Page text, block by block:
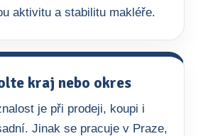
aktivitu a stabilitu makléře.
kraj nebo okres
je při prodeji, koupi i
Jinak se pracuje v Praze,